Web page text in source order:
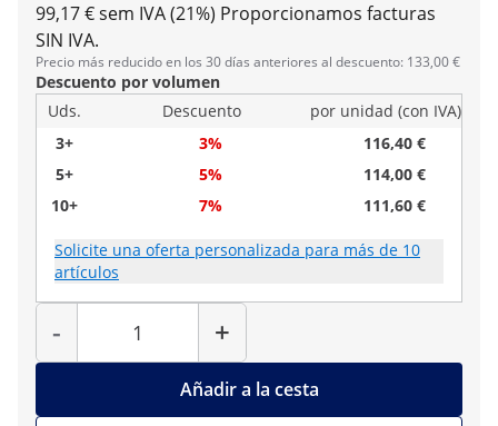
99,17 € sem IVA (21%) Proporcionamos facturas
SIN IVA.
Precio más reducido en los 30 días anteriores al descuento: 133,00 €
Descuento por volumen
Uds.
Descuento
por unidad (con IVA)
3+
3%
116,40 €
5+
5%
114,00 €
10+
7% 111,60 €
Solicite una oferta personalizada para más de 10
artículos
-
Cantidad
+
Añadir a la cesta